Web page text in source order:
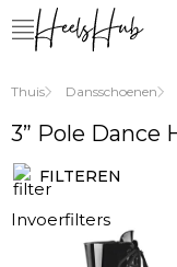
Thuis Dansschoenen
3” Pole Dance
FILTEREN
Invoerfilters